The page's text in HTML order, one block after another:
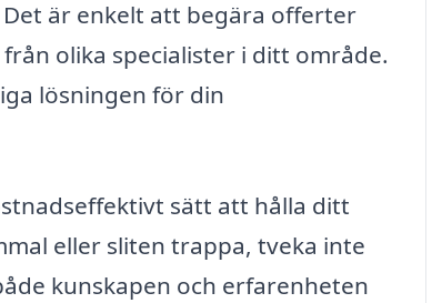
är enkelt att begära offerter
olika specialister i ditt område.
lösningen för din
sätt att hålla ditt
eller sliten trappa, tveka inte
kunskapen och erfarenheten